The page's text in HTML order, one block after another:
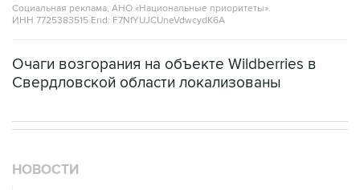
Социальная реклама, АНО «Национальные приоритеты».
ИНН 7725383515 Erid: F7NfYUJCUneVdwcydK6A
Очаги возгорания на объекте Wildberries в
Свердловской области локализованы
НОВОСТИ